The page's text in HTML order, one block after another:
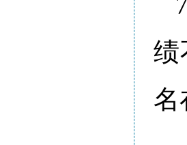
绩
名